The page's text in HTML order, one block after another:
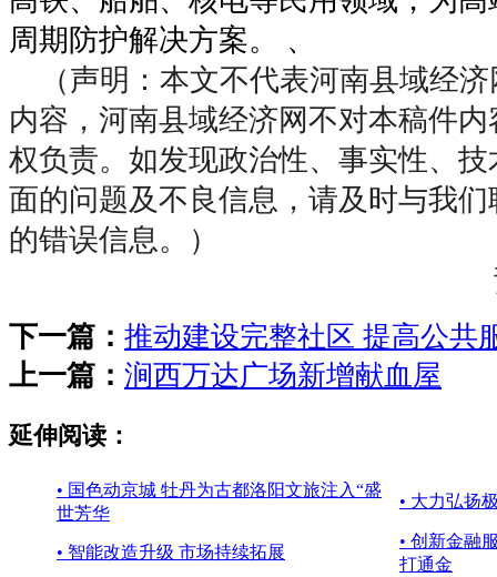
周期防护解决方案。 、
（声明：本文不代表河南县域经济
内容，河南县域经济网不对本稿件
权负责。如发现政治性、事实性、
面的问题及不良信息，请及时与我
的错误信息。）
下一篇： 推动建设完整社区 提高公共
上一篇： 涧西万达广场新增献血屋
延伸阅读：
• 国色动京城 牡丹为古都洛阳文旅注入“盛
世芳华
• 大力弘扬
• 智能改造升级 市场持续拓展
• 创新金融
打通金